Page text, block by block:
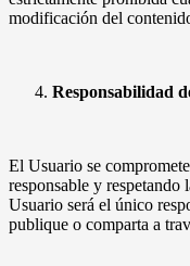
modificación del
Responsabilidad
El Usuario se
responsable y respetando
Usuario será el único
publique o comparta a